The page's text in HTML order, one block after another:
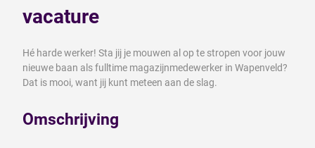
vacature
Hé harde werker! Sta jij je mouwen al op te stropen voor jouw
nieuwe baan als fulltime magazijnmedewerker in Wapenveld?
Dat is mooi, want jij kunt meteen aan de slag.
Omschrijving